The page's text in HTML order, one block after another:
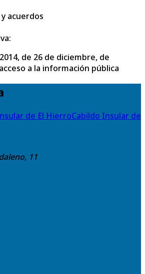
acuerdos
de 26 de diciembre, de
a la información pública
Cabildo Insular de
11